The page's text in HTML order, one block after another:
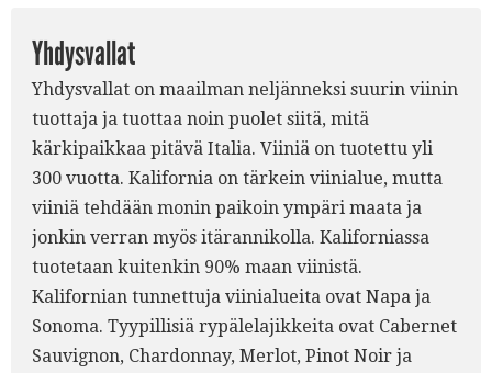
Yhdysvallat
Yhdysvallat on maailman neljänneksi suurin viinin
tuottaja ja tuottaa noin puolet siitä, mitä
kärkipaikkaa pitävä Italia. Viiniä on tuotettu yli
300 vuotta. Kalifornia on tärkein viinialue, mutta
viiniä tehdään monin paikoin ympäri maata ja
jonkin verran myös itärannikolla. Kaliforniassa
tuotetaan kuitenkin 90% maan viinistä.
Kalifornian tunnettuja viinialueita ovat Napa ja
Sonoma. Tyypillisiä rypälelajikkeita ovat Cabernet
Sauvignon, Chardonnay, Merlot, Pinot Noir ja